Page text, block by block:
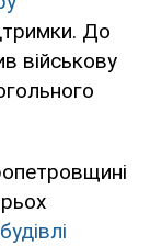
До
військову